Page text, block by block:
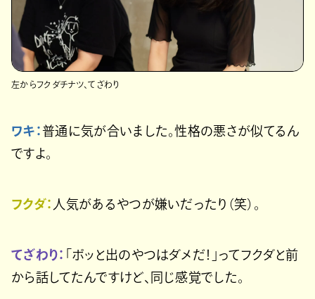
左からフクダチナツ、てざわり
ワキ：普通に気が合いました。性格の悪さが似てるん
ですよ。
フクダ： 人気があるやつが嫌いだったり（笑）。
てざわり：
「ポッと出のやつはダメだ！」ってフクダと前
から話してたんですけど、同じ感覚でした。